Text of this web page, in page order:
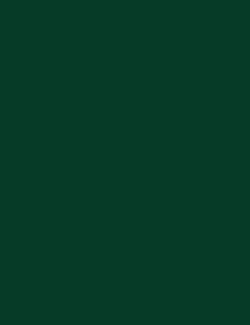
og kontrollert. Det
en omfattende
Vi selger gradering
uten salgspakke,
kan kjøpes separat.